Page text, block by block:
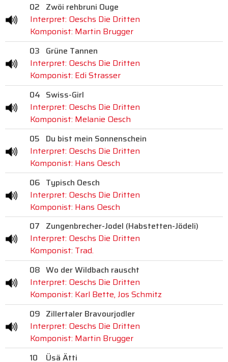
02 Zwöi rehbruni Ouge
Interpret: Oeschs Die Dritten
Komponist: Martin Brugger
03 Grüne Tannen
Interpret: Oeschs Die Dritten
Komponist: Edi Strasser
04 Swiss-Girl
Interpret: Oeschs Die Dritten
Komponist: Melanie Oesch
05 Du bist mein Sonnenschein
Interpret: Oeschs Die Dritten
Komponist: Hans Oesch
06 Typisch Oesch
Interpret: Oeschs Die Dritten
Komponist: Hans Oesch
07 Zungenbrecher-Jodel (Habstetten-Jödeli)
Interpret: Oeschs Die Dritten
Komponist: Trad.
08 Wo der Wildbach rauscht
Interpret: Oeschs Die Dritten
Komponist: Karl Bette, Jos Schmitz
09 Zillertaler Bravourjodler
Interpret: Oeschs Die Dritten
Komponist: Martin Brugger
10
Üsä Ätti